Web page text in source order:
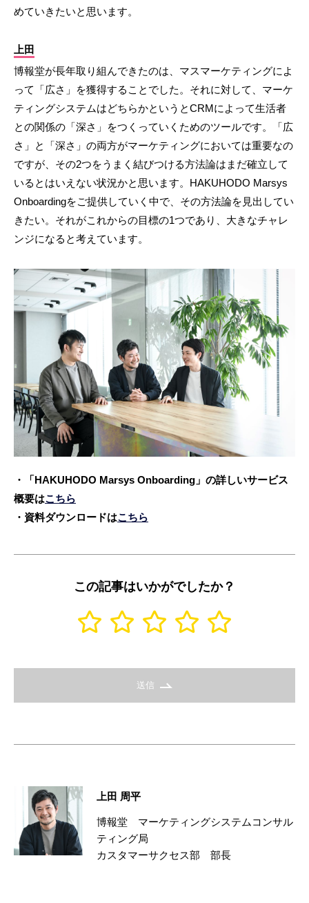
めていきたいと思います。
上田
博報堂が長年取り組んできたのは、マスマーケティングによ
って「広さ」を獲得することでした。それに対して、マーケ
ティングシステムはどちらかというとCRMによって生活者
との関係の「深さ」をつくっていくためのツールです。「広
さ」と「深さ」の両方がマーケティングにおいては重要なの
ですが、その2つをうまく結びつける方法論はまだ確立して
いるとはいえない状況かと思います。HAKUHODO Marsys
Onboardingをご提供していく中で、その方法論を見出してい
きたい。それがこれからの目標の1つであり、大きなチャレ
ンジになると考えています。
・「HAKUHODO Marsys Onboarding」の詳しいサービス
概要はこちら
・資料ダウンロードはこちら
この記事はいかがでしたか？
送信
上田 周平
博報堂 マーケティングシステムコンサル
ティング局
カスタマーサクセス部 部長